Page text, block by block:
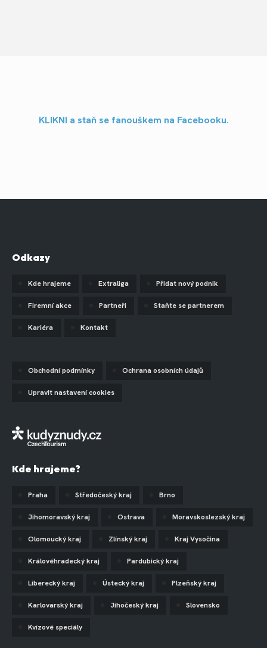
KLIKNI a staň se fanouškem na Facebooku.
Odkazy
Kde hrajeme Extraliga Přidat nový podnik
Firemní akce Partneři Staňte se partnerem
Kariéra Kontakt
Obchodní podmínky Ochrana osobních údajů
Upravit nastavení cookies
Kde hrajeme?
Praha Středočeský kraj Brno
Jihomoravský kraj Ostrava Moravskoslezský kraj
Olomoucký kraj Zlínský kraj Kraj Vysočina
Královéhradecký kraj Pardubický kraj
Liberecký kraj Ústecký kraj Plzeňský kraj
Karlovarský kraj Jihočeský kraj Slovensko
Kvízové speciály